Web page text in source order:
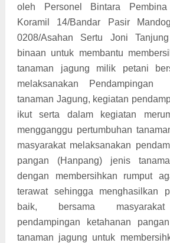
oleh Personel Bintara
Koramil 14/Bandar Pasir
0208/Asahan Sertu Joni
binaan untuk membantu
tanaman jagung milik petani
melaksanakan
tanaman Jagung, kegiatan
ikut serta dalam kegiatan
mengganggu pertumbuhan
masyarakat melaksanakan
pangan (Hanpang) jenis
dengan membersihkan rumput
terawat sehingga menghasilkan
baik, bersama masyarakat
pendampingan ketahanan
tanaman jagung untuk